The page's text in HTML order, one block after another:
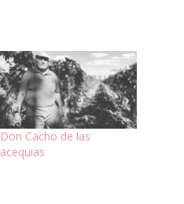
Don Cacho de las
acequias